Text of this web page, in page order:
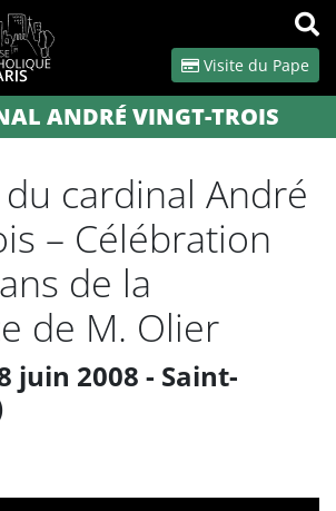
Visite du Pape
OK
ANDRÉ VINGT-TROIS
cardinal André
– Célébration
de la
de M. Olier
juin 2008 - Saint-
cookies